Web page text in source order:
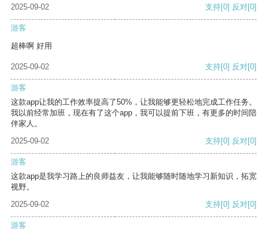
2025-09-02 支持[0] 反对[0]
游客
超棒啊 好用
2025-09-02 支持[0] 反对[0]
游客
这款app让我的工作效率提高了50%，让我能够更轻松地完成工作任务。
我以前经常加班，现在有了这个app，我可以提前下班，有更多的时间陪
伴家人。
2025-09-02
支持[0] 反对[0]
游客
这款app是我学习路上的良师益友，让我能够随时随地学习新知识，拓宽
视野。
2025-09-02
支持[0] 反对[0]
游客